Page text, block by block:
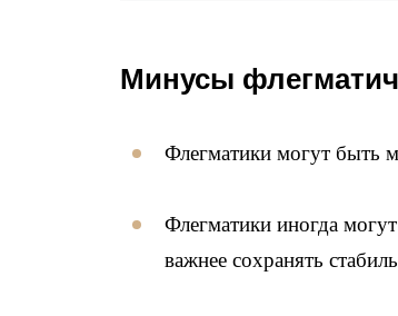
Минусы
Флегматики могут быть
Флегматики иногда
важнее сохранять